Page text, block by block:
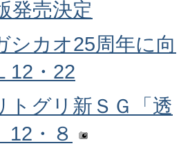
発売決定
シカオ25周年に向
12・22
トグリ新ＳＧ「透
12・８